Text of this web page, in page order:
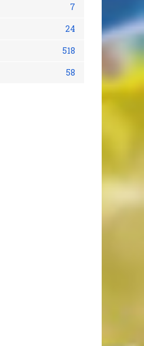
7
24
518
58